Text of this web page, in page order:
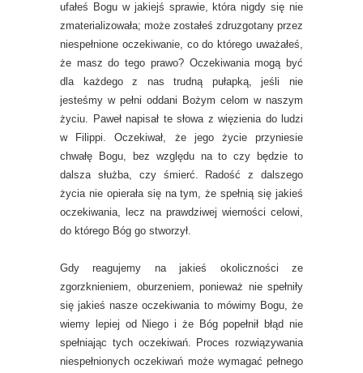
ufałeś Bogu w jakiejś sprawie, która nigdy się nie
zmaterializowała; może zostałeś zdruzgotany przez
niespełnione oczekiwanie, co do którego uważałeś,
że masz do tego prawo? Oczekiwania mogą być
dla każdego z nas trudną pułapką, jeśli nie
jesteśmy w pełni oddani Bożym celom w naszym
życiu. Paweł napisał te słowa z więzienia do ludzi
w Filippi. Oczekiwał, że jego życie przyniesie
chwałę Bogu, bez względu na to czy będzie to
dalsza służba, czy śmierć. Radość z dalszego
życia nie opierała się na tym, że spełnią się jakieś
oczekiwania, lecz na prawdziwej wierności celowi,
do którego Bóg go stworzył.
Gdy reagujemy na jakieś okoliczności ze
zgorzknieniem, oburzeniem, ponieważ nie spełniły
się jakieś nasze oczekiwania to mówimy Bogu, że
wiemy lepiej od Niego i że Bóg popełnił błąd nie
spełniając tych oczekiwań. Proces rozwiązywania
niespełnionych oczekiwań może wymagać pełnego